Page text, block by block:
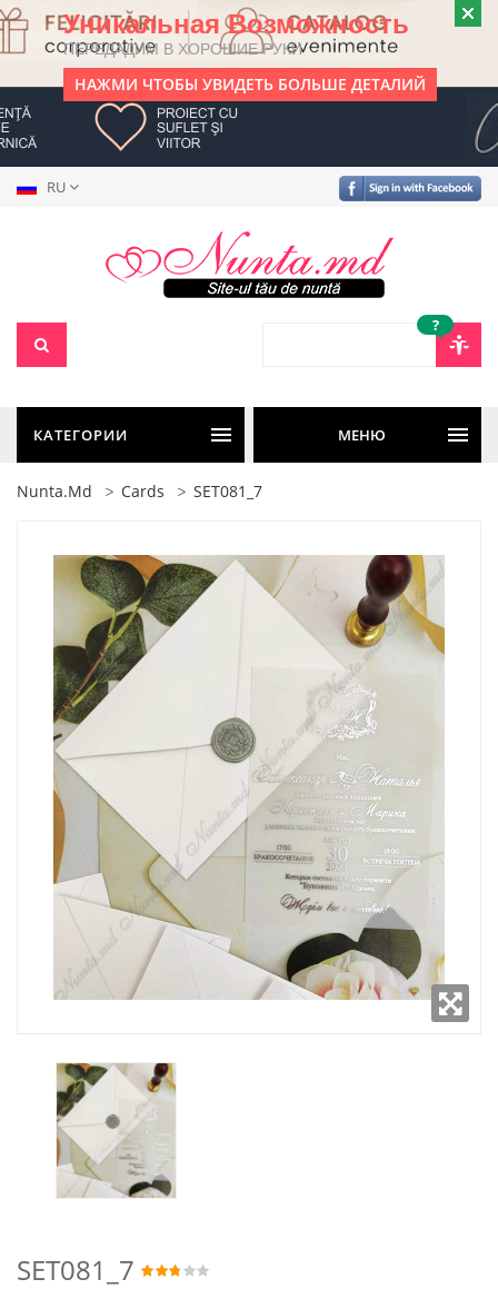
Уникальная Возможность
ПЕРЕДАДИМ В ХОРОШИЕ РУКИ
НАЖМИ ЧТОБЫ УВИДЕТЬ БОЛЬШЕ ДЕТАЛИЙ
RU
?
КАТЕГОРИИ МЕНЮ
Nunta.md Cards SET081_7
SET081_7